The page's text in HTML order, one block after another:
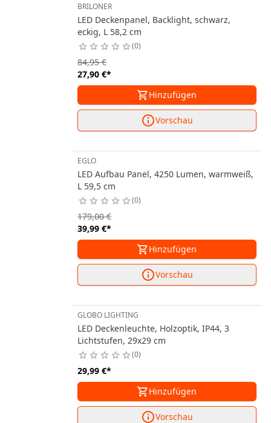
BRILONER
LED Deckenpanel, Backlight, schwarz,
eckig, L 58,2 cm
0
27,90 €*
84,95 €
Hinzufügen
Vorschau
EGLO
LED Aufbau Panel, 4250 Lumen, warmweiß,
L 59,5 cm
0
39,99 €*
179,00 €
Hinzufügen
Vorschau
GLOBO LIGHTING
LED Deckenleuchte, Holzoptik, IP44, 3
Lichtstufen, 29x29 cm
0
29,99 €*
Hinzufügen
Vorschau